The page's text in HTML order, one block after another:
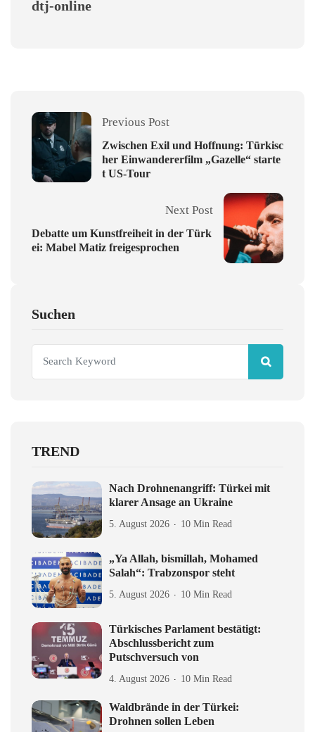
dtj-online
Previous Post
Zwischen Exil und Hoffnung: Türkisc
her Einwandererfilm „Gazelle“ starte
t US-Tour
Next Post
Debatte um Kunstfreiheit in der Türk
ei: Mabel Matiz freigesprochen
Suchen
TREND
Nach Drohnenangriff: Türkei mit
klarer Ansage an Ukraine
5. August 2026 10 Min Read
„Ya Allah, bismillah, Mohamed
Salah“: Trabzonspor steht
5. August 2026 10 Min Read
Türkisches Parlament bestätigt:
Abschlussbericht zum
Putschversuch von
4. August 2026 10 Min Read
Waldbrände in der Türkei:
Drohnen sollen Leben